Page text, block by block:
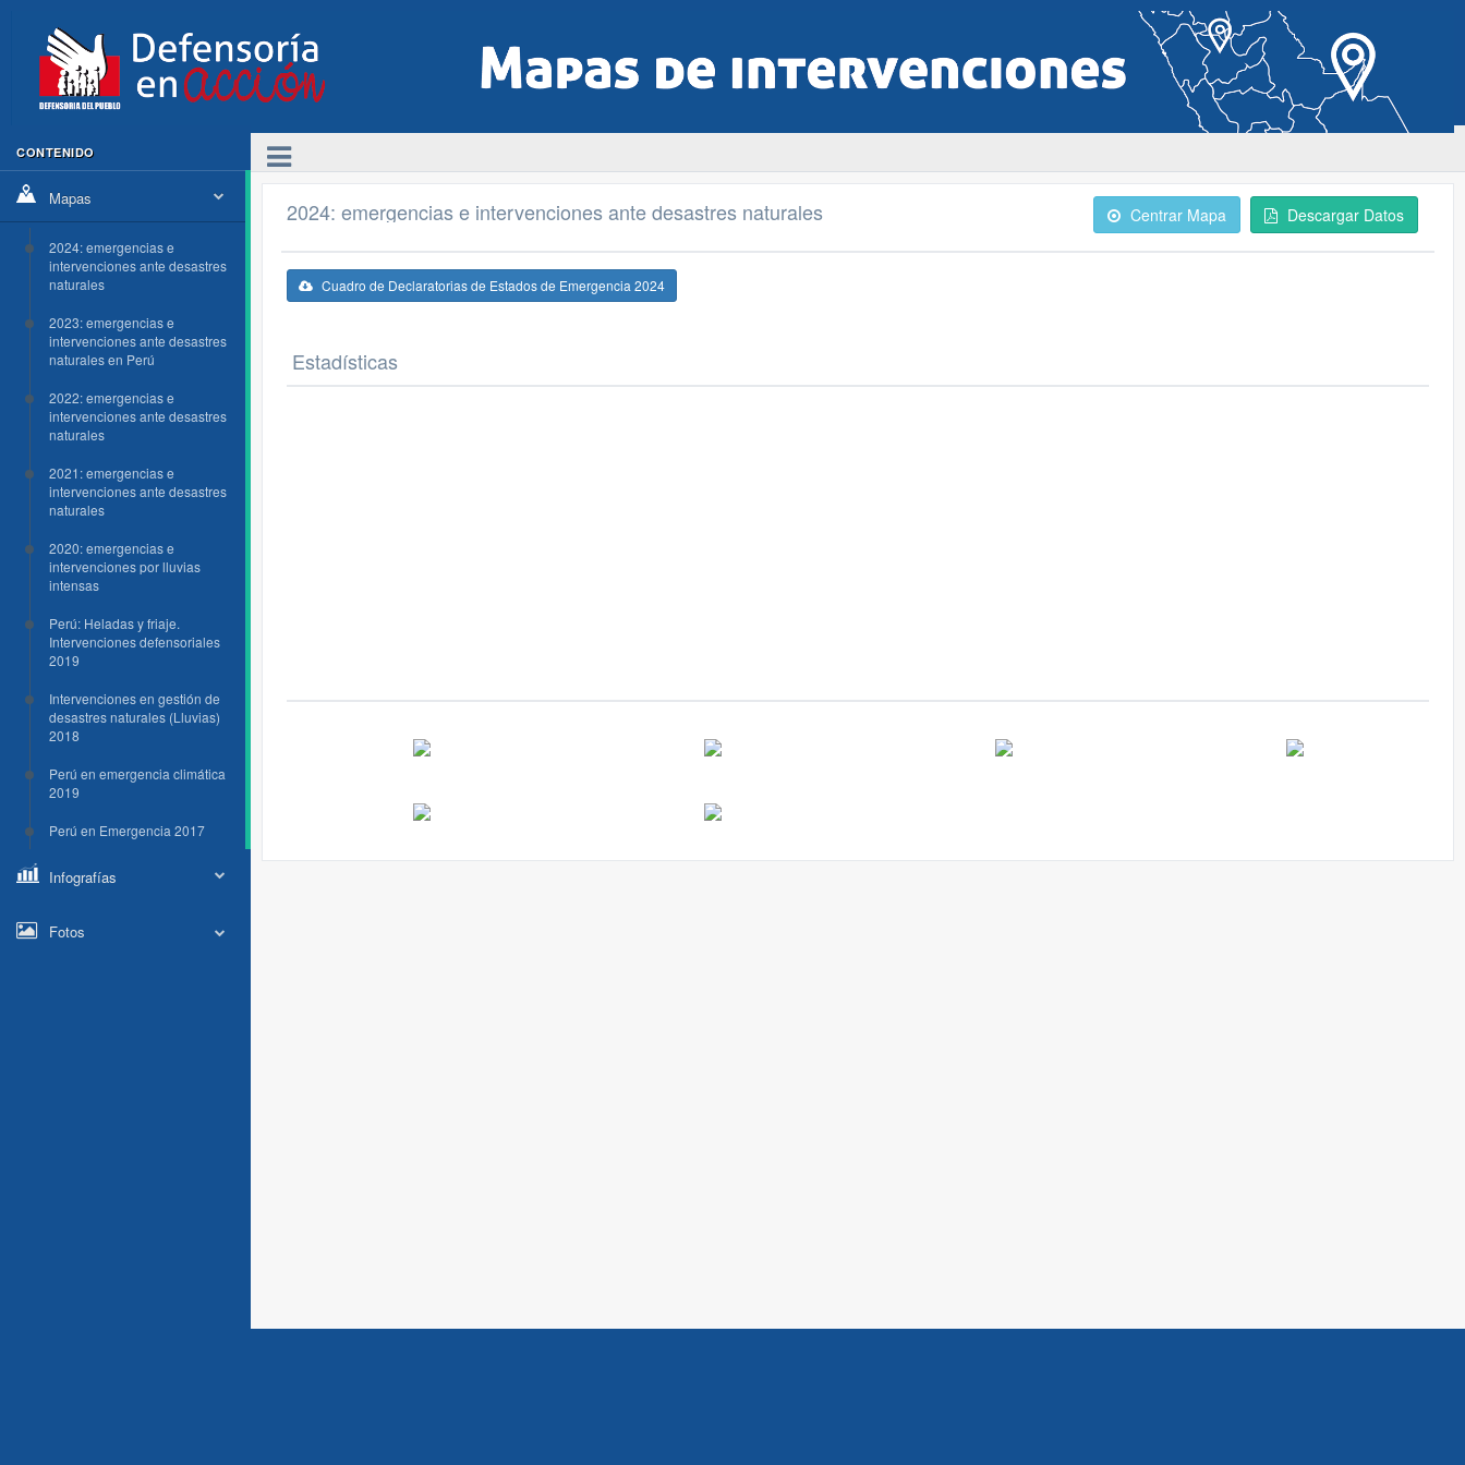
CONTENIDO
Mapas
2024: emergencias e
intervenciones ante desastres
naturales
2023: emergencias e
intervenciones ante desastres
naturales en Perú
2022: emergencias e
intervenciones ante desastres
naturales
2021: emergencias e
intervenciones ante desastres
naturales
2020: emergencias e
intervenciones por lluvias
intensas
Perú: Heladas y friaje.
Intervenciones defensoriales
2019
Intervenciones en gestión de
desastres naturales (Lluvias)
2018
Perú en emergencia climática
2019
Perú en Emergencia 2017
Infografías
Fotos
2024: emergencias e intervenciones ante desastres naturales Centrar Mapa Descargar Datos
Cuadro de Declaratorias de Estados de Emergencia 2024
Estadísticas